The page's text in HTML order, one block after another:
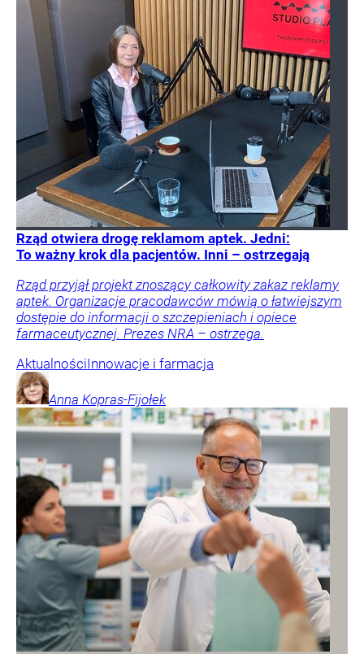
Rząd otwiera drogę reklamom aptek. Jedni:
To ważny krok dla pacjentów. Inni – ostrzegają
Rząd przyjął projekt znoszący całkowity zakaz reklamy
aptek. Organizacje pracodawców mówią o łatwiejszym
dostępie do informacji o szczepieniach i opiece
farmaceutycznej. Prezes NRA – ostrzega.
AktualnościInnowacje i farmacja
Anna Kopras-Fijołek